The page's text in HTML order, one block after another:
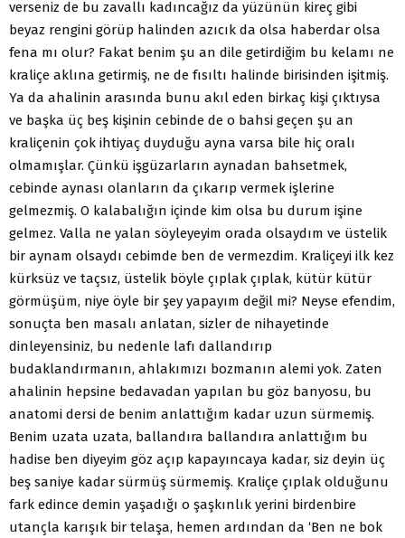
verseniz de bu zavallı kadıncağız da yüzünün kireç gibi
beyaz rengini görüp halinden azıcık da olsa haberdar olsa
fena mı olur? Fakat benim şu an dile getirdiğim bu kelamı ne
kraliçe aklına getirmiş, ne de fısıltı halinde birisinden işitmiş.
Ya da ahalinin arasında bunu akıl eden birkaç kişi çıktıysa
ve başka üç beş kişinin cebinde de o bahsi geçen şu an
kraliçenin çok ihtiyaç duyduğu ayna varsa bile hiç oralı
olmamışlar. Çünkü işgüzarların aynadan bahsetmek,
cebinde aynası olanların da çıkarıp vermek işlerine
gelmezmiş. O kalabalığın içinde kim olsa bu durum işine
gelmez. Valla ne yalan söyleyeyim orada olsaydım ve üstelik
bir aynam olsaydı cebimde ben de vermezdim. Kraliçeyi ilk kez
kürksüz ve taçsız, üstelik böyle çıplak çıplak, kütür kütür
görmüşüm, niye öyle bir şey yapayım değil mi? Neyse efendim,
sonuçta ben masalı anlatan, sizler de nihayetinde
dinleyensiniz, bu nedenle lafı dallandırıp
budaklandırmanın, ahlakımızı bozmanın alemi yok. Zaten
ahalinin hepsine bedavadan yapılan bu göz banyosu, bu
anatomi dersi de benim anlattığım kadar uzun sürmemiş.
Benim uzata uzata, ballandıra ballandıra anlattığım bu
hadise ben diyeyim göz açıp kapayıncaya kadar, siz deyin üç
beş saniye kadar sürmüş sürmemiş. Kraliçe çıplak olduğunu
fark edince demin yaşadığı o şaşkınlık yerini birdenbire
utançla karışık bir telaşa, hemen ardından da ‘Ben ne bok